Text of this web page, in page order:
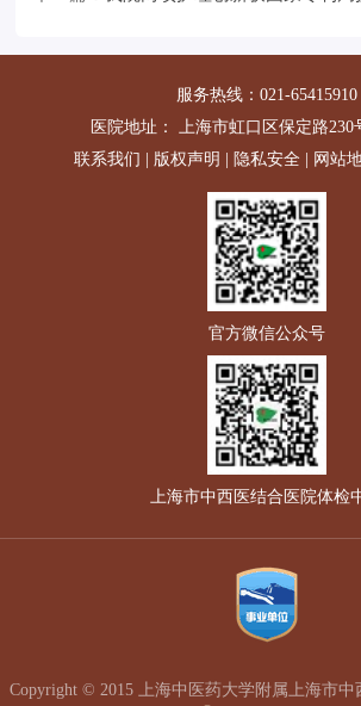
服务热线：021-65415910
医院地址： 上海市虹口区保定路230
联系我们
版权声明 隐私安全 网站
官方微信公众号
上海市中西医结合医院体检
Copyright © 2015 上海中医药大学附属上海市